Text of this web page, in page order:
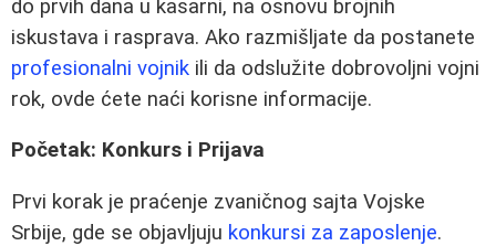
do prvih dana u kasarni, na osnovu brojnih
iskustava i rasprava. Ako razmišljate da postanete
profesionalni vojnik ili da odslužite dobrovoljni vojni
rok, ovde ćete naći korisne informacije.
Početak: Konkurs i Prijava
Prvi korak je praćenje zvaničnog sajta Vojske
Srbije, gde se objavljuju konkursi za zaposlenje.